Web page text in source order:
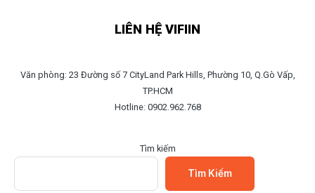
LIÊN HỆ VIFIIN
Văn phòng: 23 Đường số 7 CityLand Park Hills, Phường 10, Q.Gò Vấp,
TP.HCM
Hotline: 0902.962.768
Tìm kiếm
Tìm Kiếm